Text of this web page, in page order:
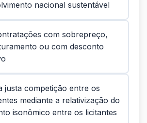
nacional sustentável
com sobrepreço,
ou com desconto
justa competição entre os
mediante a relativização do
isonômico entre os licitantes